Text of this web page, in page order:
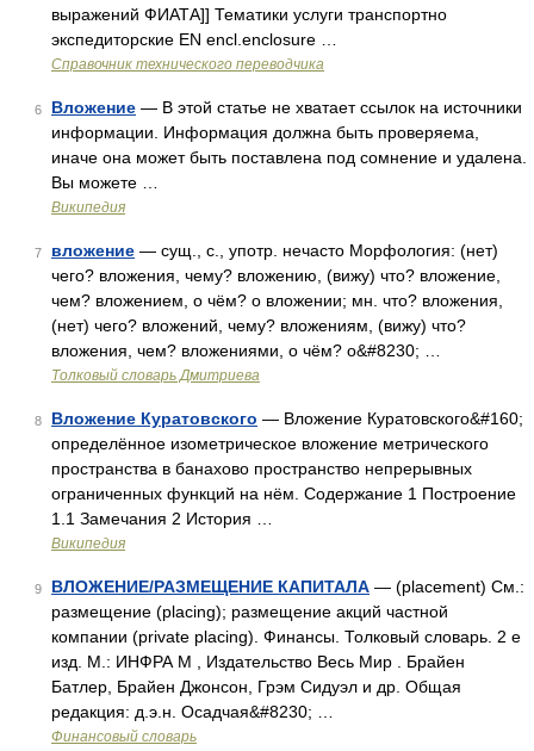
выражений ФИАТА]] Тематики услуги транспортно
экспедиторские EN encl.enclosure …
Справочник технического переводчика
6 Вложение — В этой статье не хватает ссылок на источники
информации. Информация должна быть проверяема,
иначе она может быть поставлена под сомнение и удалена.
Вы можете …
Википедия
7 вложение — сущ., с., употр. нечасто Морфология: (нет)
чего? вложения, чему? вложению, (вижу) что? вложение,
чем? вложением, о чём? о вложении; мн. что? вложения,
(нет) чего? вложений, чему? вложениям, (вижу) что?
вложения, чем? вложениями, о чём? о&#8230; …
Толковый словарь Дмитриева
8 Вложение Куратовского — Вложение Куратовского&#160;
определённое изометрическое вложение метрического
пространства в банахово пространство непрерывных
ограниченных функций на нём. Содержание 1 Построение
1.1 Замечания 2 История …
Википедия
9 ВЛОЖЕНИЕ/РАЗМЕЩЕНИЕ КАПИТАЛА — (placement) См.:
размещение (placing); размещение акций частной
компании (private placing). Финансы. Толковый словарь. 2 е
изд. М.: ИНФРА М , Издательство Весь Мир . Брайен
Батлер, Брайен Джонсон, Грэм Сидуэл и др. Общая
редакция: д.э.н. Осадчая&#8230; …
Финансовый словарь